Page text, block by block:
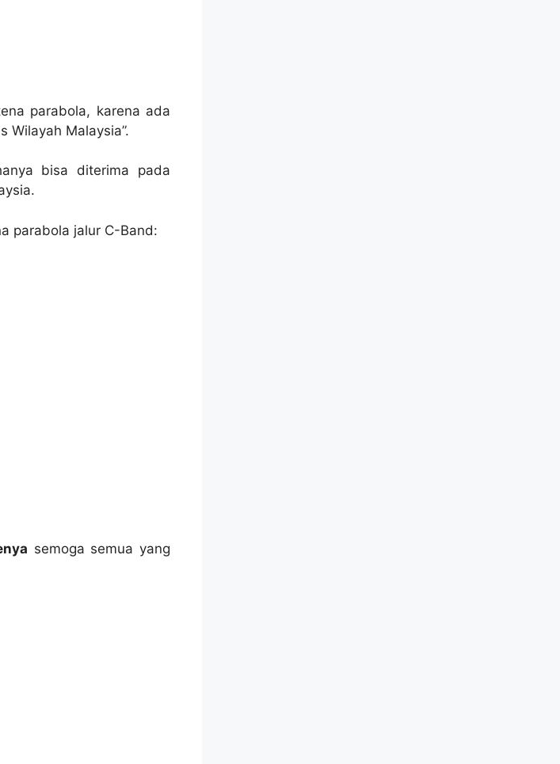
parabola, karena ada
Wilayah Malaysia”.
bisa diterima pada
parabola jalur C-Band:
semoga semua yang